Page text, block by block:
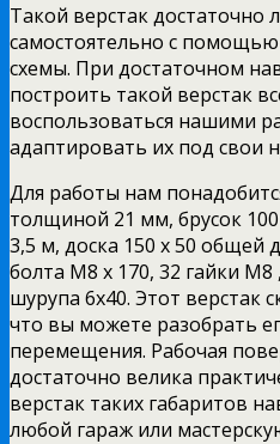
Такой верстак достаточно
самостоятельно с
схемы. При достаточном
построить такой верстак
воспользоваться нашими
адаптировать их под свои
Для работы нам
толщиной 21 мм, брусок
3,5 м, доска 150 х 50 общей
болта М8 х 170, 32 гайки
шурупа 6х40. Этот верстак
что вы можете разобрать
перемещения. Рабочая
достаточно велика
верстак таких габаритов
любой гараж или